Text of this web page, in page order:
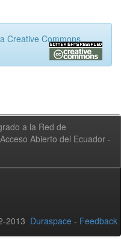
Creative Commons
a la Red de
Abierto del Ecuador -
2013 Duraspace - Feedback